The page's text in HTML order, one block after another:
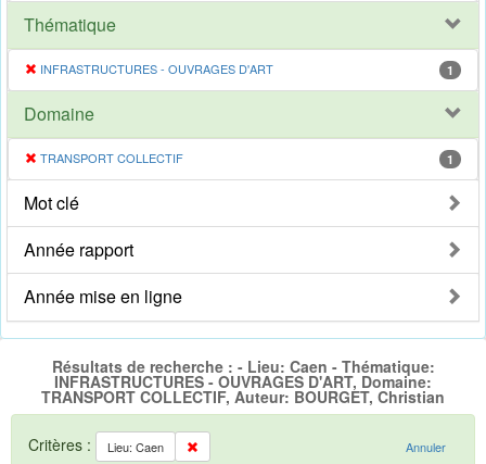
Thématique
INFRASTRUCTURES - OUVRAGES D'ART 1
Domaine
TRANSPORT COLLECTIF 1
Mot clé
Année rapport
Année mise en ligne
Résultats de recherche : - Lieu: Caen - Thématique:
INFRASTRUCTURES - OUVRAGES D'ART, Domaine:
TRANSPORT COLLECTIF, Auteur: BOURGET, Christian
Critères : Lieu: Caen Annuler